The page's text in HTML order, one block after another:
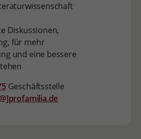
Diskussionen,
für mehr
und eine bessere
Geschäftsstelle